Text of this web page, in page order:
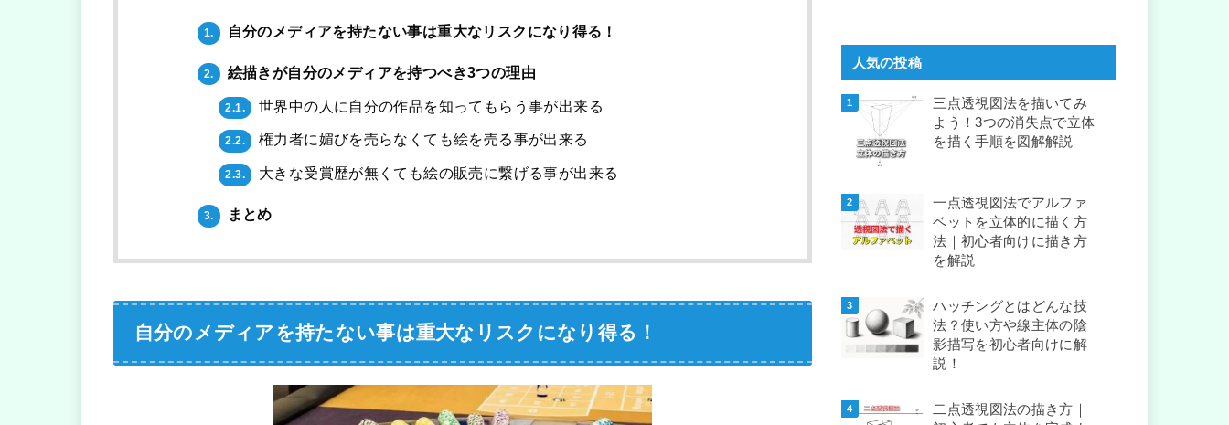
1. 自分のメディアを持たない事は重大なリスクになり得る！
2. 絵描きが自分のメディアを持つべき3つの理由
2.1. 世界中の人に自分の作品を知ってもらう事が出来る
2.2. 権力者に媚びを売らなくても絵を売る事が出来る
2.3. 大きな受賞歴が無くても絵の販売に繋げる事が出来る
3. まとめ
自分のメディアを持たない事は重大なリスクになり得る！
人気の投稿
三点透視図法を描いてみ
よう！3つの消失点で立体
を描く手順を図解解説
一点透視図法でアルファ
ベットを立体的に描く方
法｜初心者向けに描き方
を解説
ハッチングとはどんな技
法？使い方や線主体の陰
影描写を初心者向けに解
説！
二点透視図法の描き方｜